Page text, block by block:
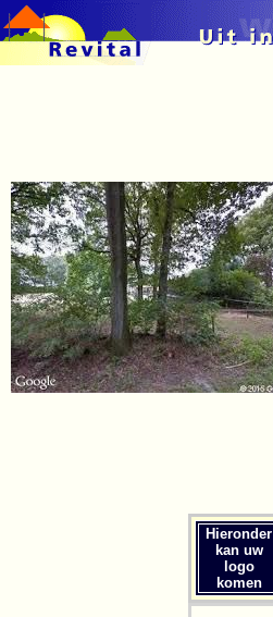
Hieronder
kan uw
logo
komen